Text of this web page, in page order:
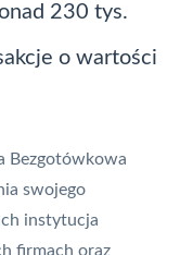
230 tys.
o wartości
Bezgotówkowa
swojego
instytucja
firmach oraz